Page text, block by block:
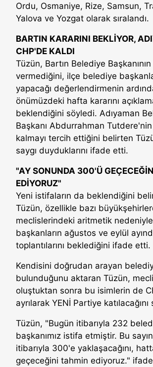
Ordu, Osmaniye, Rize, Samsun,
Yalova ve Yozgat olarak sıralandı.
BARTIN KARARINI BEKLİYOR,
CHP'DE KALDI
Tüzün, Bartın Belediye
vermediğini, ilçe belediye
yapacağı değerlendirmenin
önümüzdeki hafta kararını
beklendiğini söyledi. Adıyaman
Başkanı Abdurrahman
kalmayı tercih ettiğini belirten
saygı duyduklarını ifade etti.
"AY SONUNDA 300'Ü
EDİYORUZ"
Yeni istifaların da beklendiğini
Tüzün, özellikle bazı
meclislerindeki aritmetik nedeniyle
başkanların ağustos ve eylül
toplantılarını beklediğini ifade etti.
Kendisini doğrudan arayan
bulunduğunu aktaran Tüzün,
oluştuktan sonra bu isimlerin de
ayrılarak YENİ Partiye
Tüzün, "Bugün itibarıyla 232
başkanımız istifa etmiştir. Bu
itibarıyla 300'e yaklaşacağını,
geçeceğini tahmin ediyoruz."